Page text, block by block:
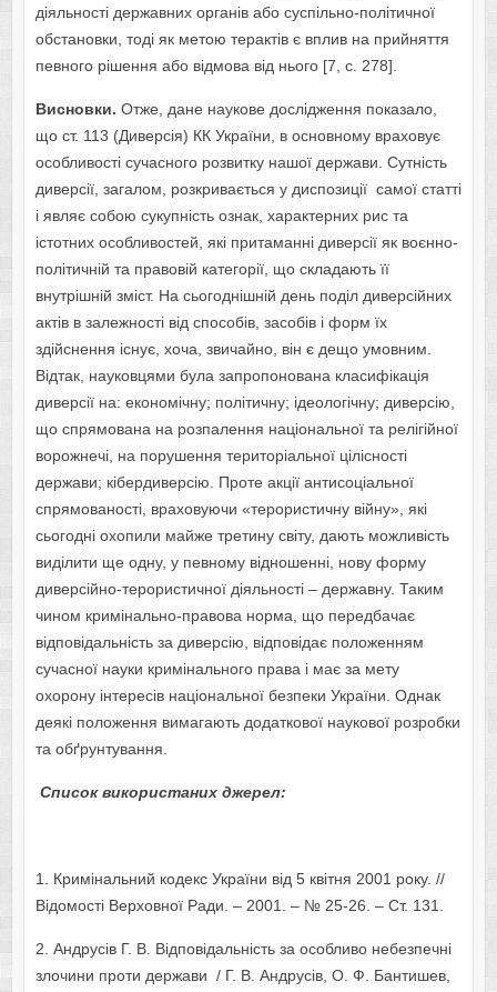
діяльності державних органів або суспільно-політичної
обстановки, тоді як метою терактів є вплив на прийняття
певного рішення або відмова від нього [7, с. 278].
Висновки. Отже, дане наукове дослідження показало,
що ст. 113 (Диверсія) КК України, в основному враховує
особливості сучасного розвитку нашої держави. Сутність
диверсії, загалом, розкривається у диспозиції самої статті
і являє собою сукупність ознак, характерних рис та
істотних особливостей, які притаманні диверсії як воєнно-
політичній та правовій категорії, що складають її
внутрішній зміст. На сьогоднішній день поділ диверсійних
актів в залежності від способів, засобів і форм їх
здійснення існує, хоча, звичайно, він є дещо умовним.
Відтак, науковцями була запропонована класифікація
диверсії на: еко­номічну; політичну; ідеологічну; диверсію,
що спрямована на розпалення національної та релігійної
ворожнечі, на порушення територіальної цілісності
держави; кібердиверсію. Проте акції антисоціальної
спрямованості, враховуючи «терористичну війну», які
сьогодні охопили майже третину світу, дають можливість
виділити ще одну, у певному відношенні, нову форму
диверсійно-терористичної діяльності – державну. Таким
чином кримінально-правова норма, що передбачає
відповідальність за диверсію, відповідає положенням
сучасної науки кримінального права і має за мету
охорону інтересів національної безпеки України. Однак
деякі положення вимагають додаткової наукової розробки
та обґрунтування.
Список використаних джерел:
1. Кримінальний кодекс України від 5 квітня 2001 року. //
Відомості Верховної Ради. – 2001. – № 25-26. – Ст. 131.
2. Андрусів Г. В. Відповідальність за особливо небезпечні
злочини проти держави / Г. В. Андрусів, О. Ф. Бантишев,